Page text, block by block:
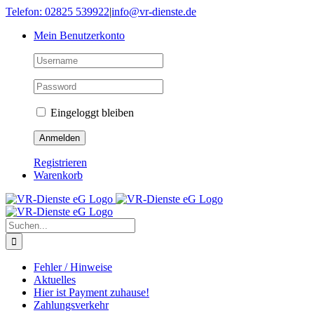
Skip
content
Telefon: 02825 539922|info@vr-dienste.de
Mein Benutzerkonto
Eingeloggt bleiben
Registrieren
Warenkorb
Suche
nach:
Fehler / Hinweise
Aktuelles
Hier ist Payment zuhause!
Zahlungsverkehr